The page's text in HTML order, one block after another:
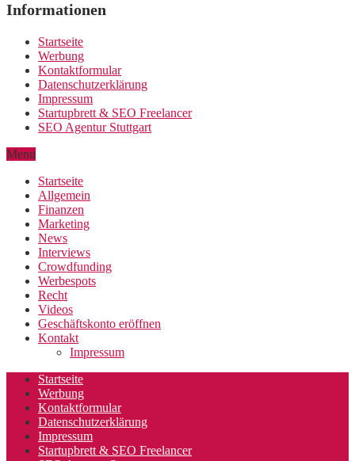
Informationen
Startseite
Werbung
Kontaktformular
Datenschutzerklärung
Impressum
Startupbrett & SEO Freelancer
SEO Agentur Stuttgart
Menu
Startseite
Allgemein
Finanzen
Marketing
News
Interviews
Crowdfunding
Werbespots
Recht
Videos
Geschäftskonto eröffnen
Kontakt
Impressum
Startseite
Werbung
Kontaktformular
Datenschutzerklärung
Impressum
Startupbrett & SEO Freelancer